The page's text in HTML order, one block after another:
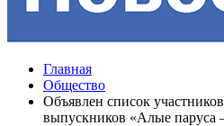
Главная
Общество
Объявлен список
выпускников «Алые паруса